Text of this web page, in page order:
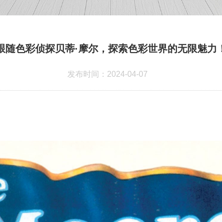
随色彩侦探贝蒂·摩尔，探索色彩世界的无限魅力
发布时间：2024-04-07